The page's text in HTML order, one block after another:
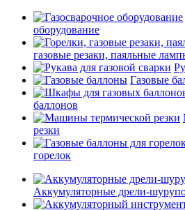
оборудование
газовые резаки, паяльные
Газовые
баллонов
резки
горелок
Аккумуляторные дрели-